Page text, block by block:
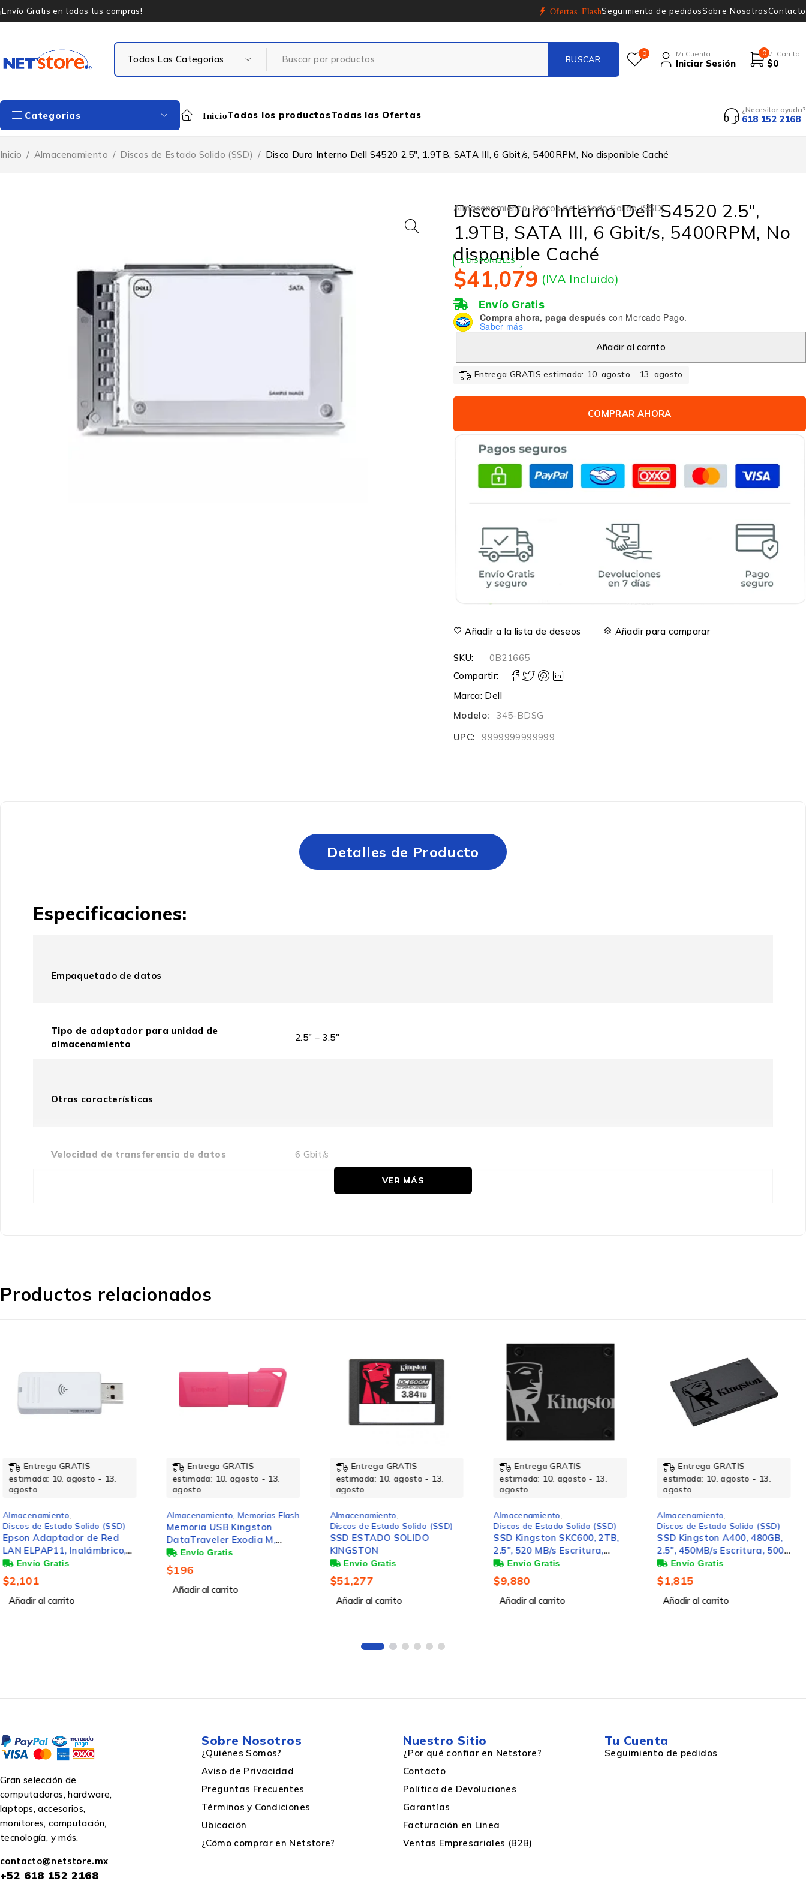
¡Envío Gratis en todas tus compras! Ofertas FlashSeguimiento de pedidosSobre NosotrosContacto
0 Mi Cuenta
Iniciar Sesión
0 Mi Carrito
$0
Categorias InicioTodos los productosTodas las Ofertas ¿Necesitar ayuda?
618 152 2168
Inicio / Almacenamiento / Discos de Estado Solido (SSD) / Disco Duro Interno Dell S4520 2.5″, 1.9TB, SATA III, 6 Gbit/s, 5400RPM, No disponible Caché
Almacenamiento, Discos de Estado Solido (SSD)
Disco Duro Interno Dell S4520 2.5″,
1.9TB, SATA III, 6 Gbit/s, 5400RPM, No
disponible Caché
1 DISPONIBLES
$41,079 (IVA Incluido)
Envío Gratis
Compra ahora, paga después con Mercado Pago.
Saber más
Añadir al carrito
Entrega GRATIS estimada: 10. agosto - 13. agosto
COMPRAR AHORA
Añadir a la lista de deseos Añadir para comparar
SKU:
0B21665
Compartir:
Marca: Dell
Modelo:
345-BDSG
UPC:
9999999999999
Detalles de Producto
Especificaciones:
Empaquetado de datos
Tipo de adaptador para unidad de
almacenamiento
2.5″ – 3.5″
Otras características
Velocidad de transferencia de datos 6 Gbit/s
Disco duro
Componente para servidor/estación de trabajo
Tamaño de disco duro 2.5″
Bytes por sector
Unidad, tamaño de búfer No disponible
Productos compatibles
PowerEdge C6525
PowerEdge R350
PowerEdge R6515
PowerEdge R7425
VER MÁS
Productos relacionados
Entrega GRATIS
estimada: 10. agosto - 13.
agosto
Almacenamiento
Memoria USB Kingston
DataTraveler Exodia M,
128GB, USB 3.2, Rosa
$ 196
Añadir al carrito
Entrega GRATIS
estimada: 10. agosto - 13.
agosto
Almacenamiento,
Discos de Estado Solido (SSD)
SSD ESTADO SOLIDO
KINGSTON
Entrega GRATIS
estimada: 10. agosto - 13.
agosto
Almacenamiento
Discos de Estado Solido (SSD)
SSD Kingston SKC600, 2TB,
2.5", 520 MB/s Escritura,
550MB/s Lectura, SATA III
$9,880
Añadir al carrito
Entrega GRATIS
estimada: 10. agosto - 13.
agosto
Almacenamiento
Discos de Estado Solido (SSD)
SSD Kingston A400, 480GB,
2.5", 450MB/s Escritura, 500
MB/s Lectura, SATA III
$1,815
Añadir al carrito
Entrega GRATIS
estimada: 10. agosto - 13.
agosto
Almacenamiento
Discos de Estado Solido (SSD)
SSD ESTADO SOLIDO
KINGSTON PORTATIL
2000GB
$8,058
Añadir al carrito
Gran selección de
computadoras, hardware,
laptops, accesorios,
monitores, computación,
tecnología, y más.
contacto@netstore.mx
+52 618 152 2168
Sobre Nosotros
¿Quiénes Somos?
Aviso de Privacidad
Preguntas Frecuentes
Términos y Condiciones
Ubicación
¿Cómo comprar en Netstore?
Nuestro Sitio
¿Por qué confiar en Netstore?
Contacto
Política de Devoluciones
Garantías
Facturación en Linea
Ventas Empresariales (B2B)
Tu Cuenta
Seguimiento de pedidos